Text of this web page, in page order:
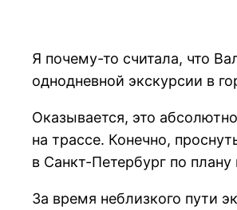
Я почему-то считала, что
однодневной экскурсии в
Оказывается, это
на трассе. Конечно,
в Санкт-Петербург по плану
За время неблизкого пути